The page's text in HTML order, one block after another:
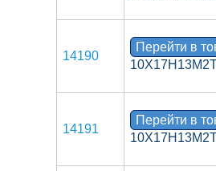
14190
Перейти в
14191
Перейти в